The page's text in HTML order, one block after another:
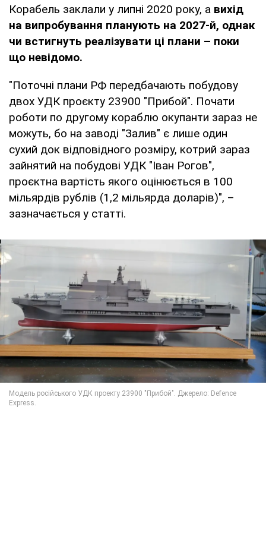
Корабель заклали у липні 2020 року, а вихід
на випробування планують на 2027-й, однак
чи встигнуть реалізувати ці плани – поки
що невідомо.
"Поточні плани РФ передбачають побудову
двох УДК проєкту 23900 "Прибой". Почати
роботи по другому кораблю окупанти зараз не
можуть, бо на заводі "Залив" є лише один
сухий док відповідного розміру, котрий зараз
зайнятий на побудові УДК "Іван Рогов",
проєктна вартість якого оцінюється в 100
мільярдів рублів (1,2 мільярда доларів)", –
зазначається у статті.